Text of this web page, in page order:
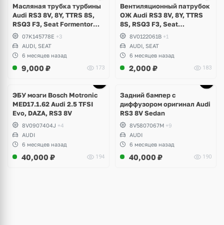
Масляная трубка турбины
Audi RS3 8V, 8Y, TTRS 8S,
RSQ3 F3, Seat Formentor
Cupra 2.5 TFSI Evo, DAZA,
DNWA, DNWB
07K145778E +3
AUDI, SEAT
6 месяцев назад
9,000 ₽ 173
Вентиляционный патрубок
ОЖ Audi RS3 8V, 8Y, TTRS
8S, RSQ3 F3, Seat
Formentor Cupra 2.5 TFSI
Evo, DAZA, DNWA, DNWB
8V0122061B +1
AUDI, SEAT
6 месяцев назад
2,000 ₽ 183
ЭБУ мозги Bosch Motronic
MED17.1.62 Audi 2.5 TFSI
Evo, DAZA, RS3 8V
8V0907404J +4
AUDI
6 месяцев назад
40,000 ₽ 194
Задний бампер с
диффузором оригинал Audi
RS3 8V Sedan
8V5807067M +9
AUDI
6 месяцев назад
40,000 ₽ 190